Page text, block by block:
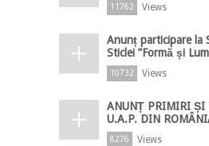
11762 Views
Anunț participare la
Sticlei ”Formă și
10732 Views
ANUNȚ PRIMIRI
U.A.P. DIN
8276 Views